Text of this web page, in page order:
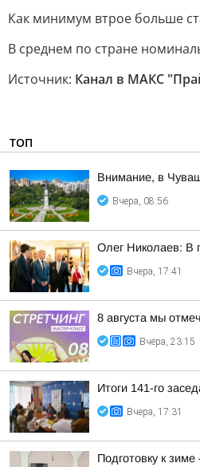
Как минимум втрое больше
В среднем по стране
Источник: Канал в МАКС
ТОП
Внимание, в
Вчера, 08:56
Олег Николаев: В
Вчера, 17:41
8 августа мы
Вчера, 23:15
Итоги 141-го
Вчера, 17:31
Подготовку к